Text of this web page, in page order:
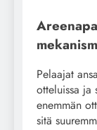
Pelaajat
otteluissa ja
enemmän
sitä